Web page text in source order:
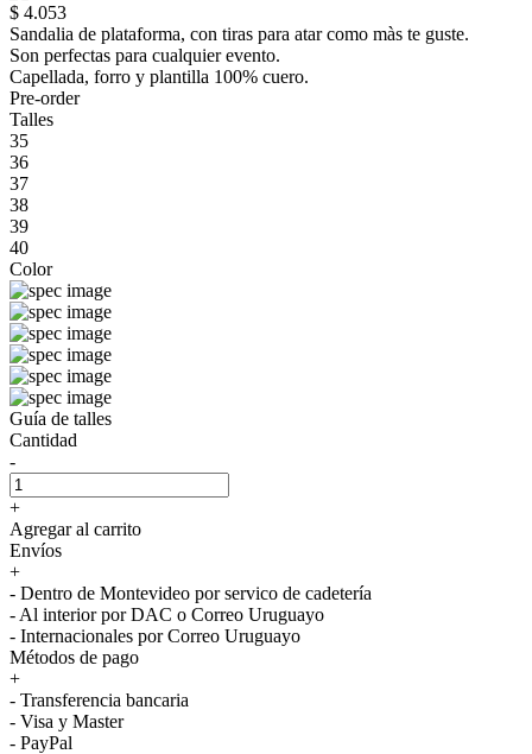
$ 4.053
Sandalia de plataforma, con tiras para atar como màs te guste.
Son perfectas para cualquier evento.
Capellada, forro y plantilla 100% cuero.
Pre-order
Talles
35
36
37
38
39
40
Color
Guía de talles
Cantidad
-
+
Agregar al carrito
Envíos
+
- Dentro de Montevideo por servico de cadetería
- Al interior por DAC o Correo Uruguayo
- Internacionales por Correo Uruguayo
Métodos de pago
+
- Transferencia bancaria
- Visa y Master
- PayPal